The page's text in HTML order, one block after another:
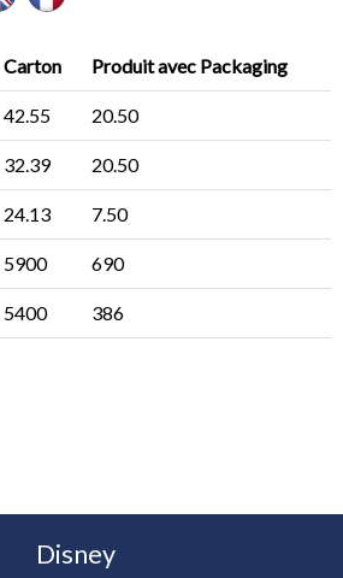
Carton
Produit avec Packaging
42.55 20.50
32.39 20.50
24.13 7.50
5900 690
5400 386
Disney